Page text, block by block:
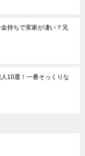
持ちで実家が凄い？兄
10選！一番そっくりな